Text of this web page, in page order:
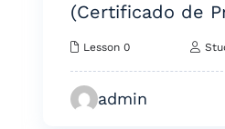
(Certificado de
Lesson 0
admin